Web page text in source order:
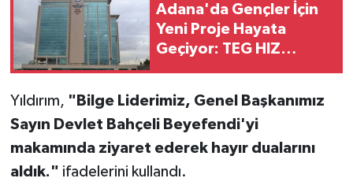
Adana'da Gençler İçin
Yeni Proje Hayata
Geçiyor: TEG HIZ
Yıldırım, "Bilge Liderimiz, Genel Başkanımız
Sayın Devlet Bahçeli Beyefendi'yi
makamında ziyaret ederek hayır dualarını
aldık." ifadelerini kullandı.